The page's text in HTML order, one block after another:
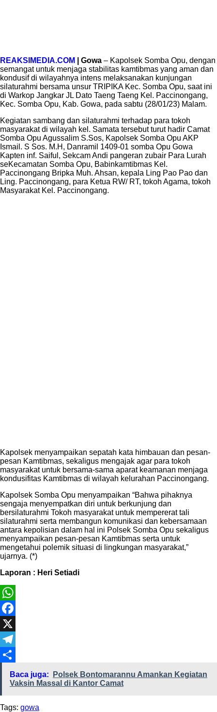
REAKSIMEDIA.COM | Gowa – Kapolsek Somba Opu, dengan
semangat untuk menjaga stabilitas kamtibmas yang aman dan
kondusif di wilayahnya intens melaksanakan kunjungan
silaturahmi bersama unsur TRIPIKA Kec. Somba Opu, saat ini
di Warkop Jangkar JL Dato Taeng Taeng Kel. Paccinongang,
Kec. Somba Opu, Kab. Gowa, pada sabtu (28/01/23) Malam.
Kegiatan sambang dan silaturahmi terhadap para tokoh
masyarakat di wilayah kel. Samata tersebut turut hadir Camat
Somba Opu Agussalim S.Sos, Kapolsek Somba Opu AKP
Ismail. S Sos. M.H, Danramil 1409-01 somba Opu Gowa
Kapten inf. Saiful, Sekcam Andi pangeran zubair Para Lurah
seKecamatan Somba Opu, Babinkamtibmas Kel.
Paccinongang Bripka Muh. Ahsan, kepala Ling Pao Pao dan
Ling. Paccinongang, para Ketua RW/ RT, tokoh Agama, tokoh
Masyarakat Kel. Paccinongang.
Kapolsek menyampaikan sepatah kata himbauan dan pesan-
pesan Kamtibmas, sekaligus mengajak agar para tokoh
masyarakat untuk bersama-sama aparat keamanan menjaga
kondusifitas Kamtibmas di wilayah kelurahan Paccinongang.
Kapolsek Somba Opu menyampaikan “Bahwa pihaknya
sengaja menyempatkan diri untuk berkunjung dan
bersilaturahmi Tokoh masyarakat untuk mempererat tali
silaturahmi serta membangun komunikasi dan kebersamaan
antara kepolisian dalam hal ini Polsek Somba Opu sekaligus
menyampaikan pesan-pesan Kamtibmas serta untuk
mengetahui polemik situasi di lingkungan masyarakat,”
ujarnya. (*)
Laporan : Heri Setiadi
WhatsApp
Facebook
X
Telegram
Share
Baca juga:
Polsek Bontomarannu Amankan Kegiatan
Vaksin Massal di Kantor Camat
Tags: gowa